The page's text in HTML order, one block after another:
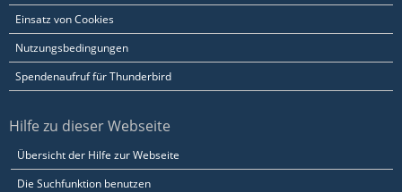
Einsatz von Cookies
Nutzungsbedingungen
Spendenaufruf für Thunderbird
Hilfe zu dieser Webseite
Übersicht der Hilfe zur Webseite
Die Suchfunktion benutzen